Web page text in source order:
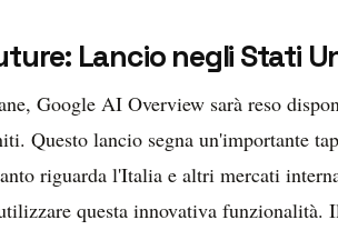
Lancio negli Stati
Google AI Overview sarà reso
Questo lancio segna un'importante
riguarda l'Italia e altri mercati
questa innovativa